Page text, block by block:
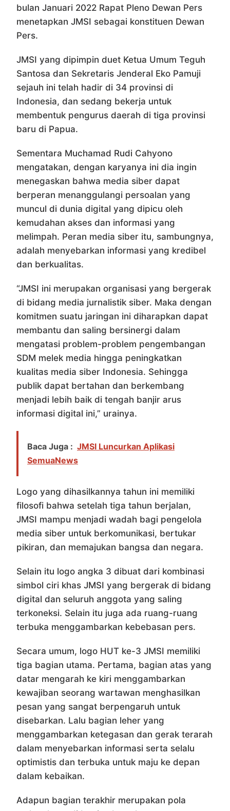
bulan Januari 2022 Rapat Pleno Dewan Pers
menetapkan JMSI sebagai konstituen Dewan
Pers.
JMSI yang dipimpin duet Ketua Umum Teguh
Santosa dan Sekretaris Jenderal Eko Pamuji
sejauh ini telah hadir di 34 provinsi di
Indonesia, dan sedang bekerja untuk
membentuk pengurus daerah di tiga provinsi
baru di Papua.
Sementara Muchamad Rudi Cahyono
mengatakan, dengan karyanya ini dia ingin
menegaskan bahwa media siber dapat
berperan menanggulangi persoalan yang
muncul di dunia digital yang dipicu oleh
kemudahan akses dan informasi yang
melimpah. Peran media siber itu, sambungnya,
adalah menyebarkan informasi yang kredibel
dan berkualitas.
“JMSI ini merupakan organisasi yang bergerak
di bidang media jurnalistik siber. Maka dengan
komitmen suatu jaringan ini diharapkan dapat
membantu dan saling bersinergi dalam
mengatasi problem-problem pengembangan
SDM melek media hingga peningkatkan
kualitas media siber Indonesia. Sehingga
publik dapat bertahan dan berkembang
menjadi lebih baik di tengah banjir arus
informasi digital ini,” urainya.
Baca Juga : JMSI Luncurkan Aplikasi
SemuaNews
Logo yang dihasilkannya tahun ini memiliki
filosofi bahwa setelah tiga tahun berjalan,
JMSI mampu menjadi wadah bagi pengelola
media siber untuk berkomunikasi, bertukar
pikiran, dan memajukan bangsa dan negara.
Selain itu logo angka 3 dibuat dari kombinasi
simbol ciri khas JMSI yang bergerak di bidang
digital dan seluruh anggota yang saling
terkoneksi. Selain itu juga ada ruang-ruang
terbuka menggambarkan kebebasan pers.
Secara umum, logo HUT ke-3 JMSI memiliki
tiga bagian utama. Pertama, bagian atas yang
datar mengarah ke kiri menggambarkan
kewajiban seorang wartawan menghasilkan
pesan yang sangat berpengaruh untuk
disebarkan. Lalu bagian leher yang
menggambarkan ketegasan dan gerak terarah
dalam menyebarkan informasi serta selalu
optimistis dan terbuka untuk maju ke depan
dalam kebaikan.
Adapun bagian terakhir merupakan pola